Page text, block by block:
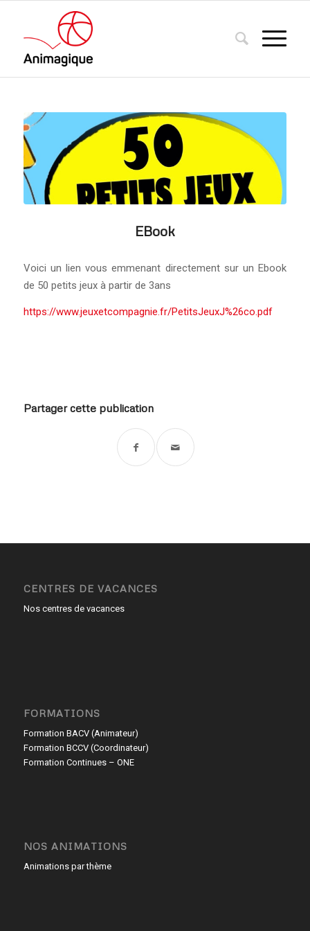
EBook
Voici un lien vous emmenant directement sur un Ebook
de 50 petits jeux à partir de 3ans
https://www.jeuxetcompagnie.fr/PetitsJeuxJ%26co.pdf
Partager cette publication
CENTRES DE VACANCES
Nos centres de vacances
FORMATIONS
Formation BACV (Animateur)
Formation BCCV (Coordinateur)
Formation Continues – ONE
NOS ANIMATIONS
Animations par thème